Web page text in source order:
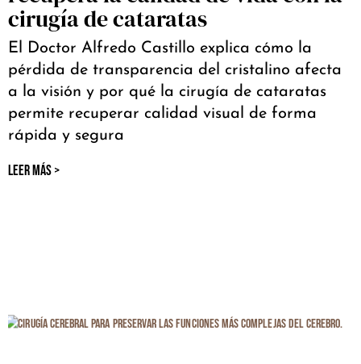
cirugía de cataratas
El Doctor Alfredo Castillo explica cómo la
pérdida de transparencia del cristalino afecta
a la visión y por qué la cirugía de cataratas
permite recuperar calidad visual de forma
rápida y segura
LEER MÁS >